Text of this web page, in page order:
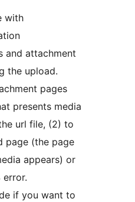
with
and attachment
the upload.
pages
presents media
url file, (2) to
page (the page
appears) or
if you want to